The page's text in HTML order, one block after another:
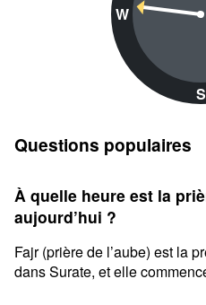
W
S
Questions populaires
À quelle heure est la
aujourd’hui ?
Fajr (prière de l’aube) est la
dans Surate, et elle